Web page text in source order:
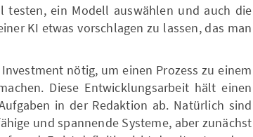
testen, ein Modell auswählen und auch die
KI etwas vorschlagen zu lassen, das man
nötig, um einen Prozess zu einem
Diese Entwicklungsarbeit hält einen
in der Redaktion ab. Natürlich sind
und spannende Systeme, aber zunächst